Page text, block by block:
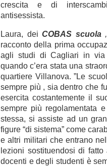
crescita e di
antisessista.
Laura, dei COBAS scuola,
racconto della prima
agli studi di Cagliari in via
quando c’era stata una
quartiere Villanova. ”Le
sempre più , sia dentro che
esercita costantemente il
sempre più regolamentata
stessa, si assiste ad un
figure “di sistema” come
e altri militari che entrano
lezioni sostituendosi di
docenti e degli studenti è